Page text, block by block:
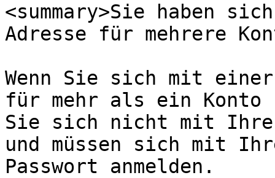
<summary>Sie haben
Adresse für mehrere
Wenn Sie sich mit
für mehr als ein
Sie sich nicht mit Ihrer
und müssen sich mit
Passwort anmelden.